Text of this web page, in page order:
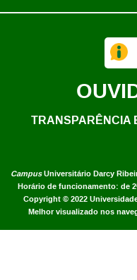
CampusUniversitário Darcy
Horário de funcionamento: de
Copyright © 2022
Melhor visualizado nos
TRANSPARÊNCIA